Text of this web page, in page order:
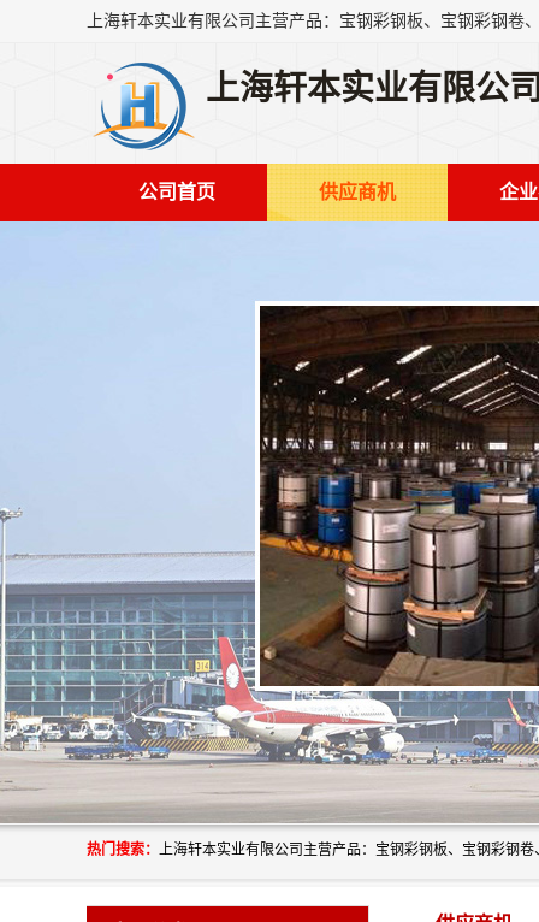
上海轩本实业有限公司
公司首页 供应商机 企
热门搜索：